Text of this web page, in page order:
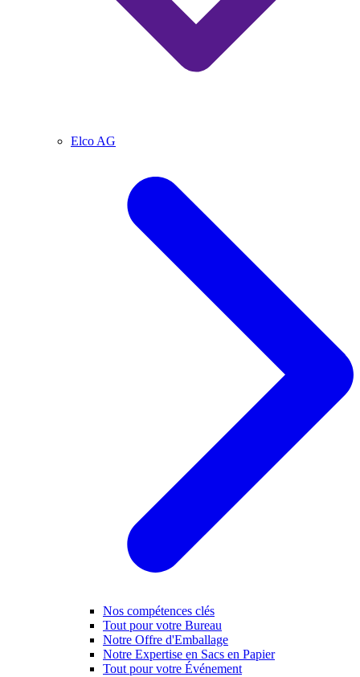
Elco AG
Nos compétences clés
Tout pour votre Bureau
Notre Offre d'Emballage
Notre Expertise en Sacs en Papier
Tout pour votre Événement